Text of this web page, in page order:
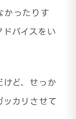
かったりす
バイスをい
けど、せっか
ッカリさせて